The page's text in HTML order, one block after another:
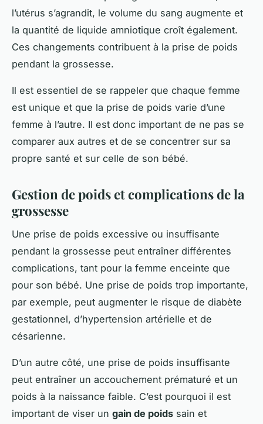
l’utérus s’agrandit, le volume du sang augmente et
la quantité de liquide amniotique croît également.
Ces changements contribuent à la prise de poids
pendant la grossesse.
Il est essentiel de se rappeler que chaque femme
est unique et que la prise de poids varie d’une
femme à l’autre. Il est donc important de ne pas se
comparer aux autres et de se concentrer sur sa
propre santé et sur celle de son bébé.
Gestion de poids et complications de la
grossesse
Une prise de poids excessive ou insuffisante
pendant la grossesse peut entraîner différentes
complications, tant pour la femme enceinte que
pour son bébé. Une prise de poids trop importante,
par exemple, peut augmenter le risque de diabète
gestationnel, d’hypertension artérielle et de
césarienne.
D’un autre côté, une prise de poids insuffisante
peut entraîner un accouchement prématuré et un
poids à la naissance faible. C’est pourquoi il est
important de viser un gain de poids sain et